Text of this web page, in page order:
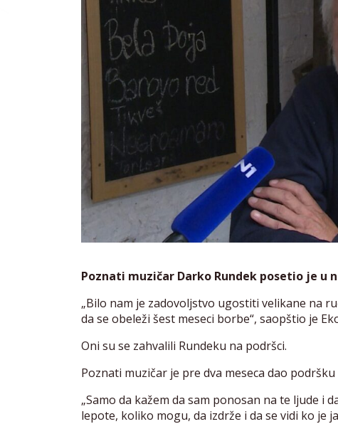
Poznati muzičar Darko Rundek posetio je
„Bilo nam je zadovoljstvo ugostiti velikane na
da se obeleži šest meseci borbe“, saopštio je
Oni su se zahvalili Rundeku na podršci.
Poznati muzičar je pre dva meseca dao
„Samo da kažem da sam ponosan na te ljude i
lepote, koliko mogu, da izdrže i da se vidi ko je